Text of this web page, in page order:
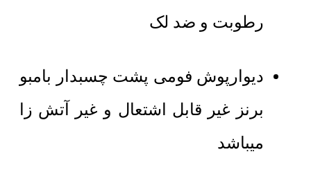
رطوبت و ضد لک
دیوارپوش فومی پشت چسبدار بامبو
برنز غیر قابل اشتعال و غیر آتش زا
میباشد